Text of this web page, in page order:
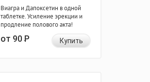
Виагра и Дапоксетин в одной
таблетке. Усиление эрекции и
продление полового акта!
от 90Р Купить